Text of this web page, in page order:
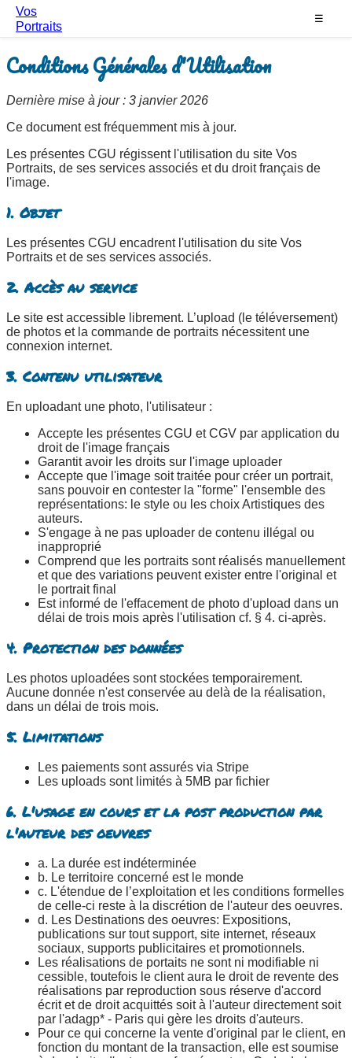
Vos
Portraits
☰
Conditions Générales d'Utilisation
Dernière mise à jour : 3 janvier 2026
Ce document est fréquemment mis à jour.
Les présentes CGU régissent l'utilisation du site Vos
Portraits, de ses services associés et du droit français de
l'image.
1. Objet
Les présentes CGU encadrent l'utilisation du site Vos
Portraits et de ses services associés.
2. Accès au service
Le site est accessible librement. L’upload (le téléversement)
de photos et la commande de portraits nécessitent une
connexion internet.
3. Contenu utilisateur
En uploadant une photo, l'utilisateur :
Accepte les présentes CGU et CGV par application du
droit de l'image français
Garantit avoir les droits sur l'image uploader
Accepte que l'image soit traitée pour créer un portrait,
sans pouvoir en contester la "forme" l'ensemble des
représentations: le style ou les choix Artistiques des
auteurs.
S'engage à ne pas uploader de contenu illégal ou
inapproprié
Comprend que les portraits sont réalisés manuellement
et que des variations peuvent exister entre l'original et
le portrait final
Est informé de l'effacement de photo d'upload dans un
délai de trois mois après l'utilisation cf. § 4. ci-après.
4. Protection des données
Les photos uploadées sont stockées temporairement.
Aucune donnée n'est conservée au delà de la réalisation,
dans un délai de trois mois.
5. Limitations
Les paiements sont assurés via Stripe
Les uploads sont limités à 5MB par fichier
6. L'usage en cours et la post production par
l'auteur des oeuvres
a. La durée est indéterminée
b. Le territoire concerné est le monde
c. L'étendue de l’exploitation et les conditions formelles
de celle-ci reste à la discrétion de l'auteur des oeuvres.
d. Les Destinations des oeuvres: Expositions,
publications sur tout support, site internet, réseaux
sociaux, supports publicitaires et promotionnels.
Les réalisations de portaits ne sont ni modifiable ni
cessible, toutefois le client aura le droit de revente des
réalisations par reproduction sous réserve d'accord
écrit et de droit acquittés soit à l'auteur directement soit
par l'adagp* - Paris qui gère les droits d'auteurs.
Pour ce qui concerne la vente d'original par le client, en
fonction du montant de la transaction, elle est soumise